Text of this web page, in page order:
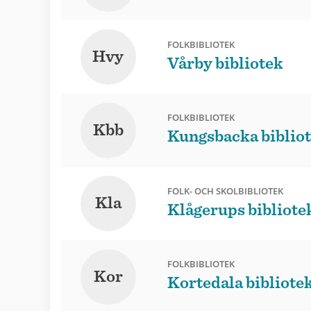
Hvy
FOLKBIBLIOTEK
Vårby bibliotek
Kbb
FOLKBIBLIOTEK
Kungsbacka
Kla
FOLK- OCH SKOLBIBLIOTEK
Klågerups
Kor
FOLKBIBLIOTEK
Kortedala